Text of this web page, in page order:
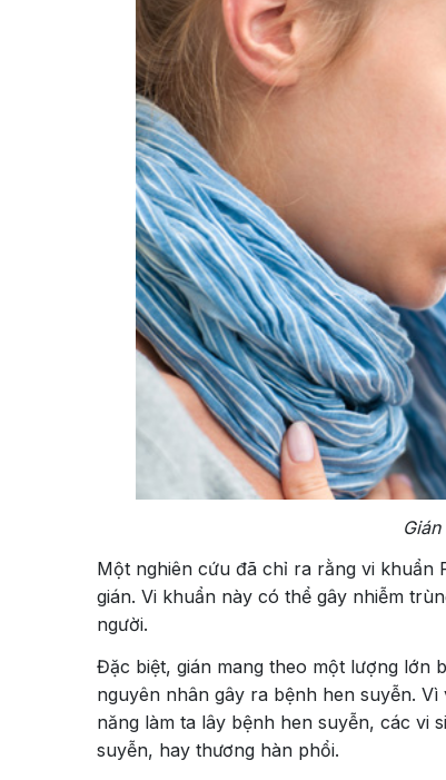
Một nghiên cứu đã chỉ ra rằng vi khuẩn
gián. Vi khuẩn này có thể gây nhiễm
người.
Đặc biệt, gián mang theo một lượng lớn
nguyên nhân gây ra bệnh hen suyễn.
năng làm ta lây bệnh hen suyễn, các vi
suyễn, hay thương hàn phổi.